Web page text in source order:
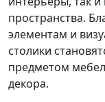
пространства.
элементам и
столики
предметом
декора.